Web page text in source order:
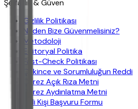
Şeffaflık & Güven
Gizlilik Politikası
Neden Bize Güvenmelisiniz?
Metodoloji
Editoryal Politika
Fast-Check Politikası
Çekince ve Sorumluluğun Reddi
Çerez Açık Rıza Metni
Çerez Aydınlatma Metni
İlgili Kişi Başvuru Formu